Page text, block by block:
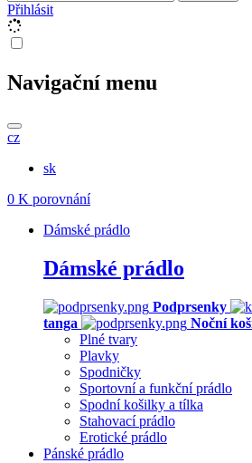
Přihlásit
Navigační menu
cz
sk
0 K porovnání
Dámské prádlo
Dámské prádlo
Podprsenky
tanga
Noční
Plné tvary
Plavky
Spodničky
Sportovní a funkční prádlo
Spodní košilky a tílka
Stahovací prádlo
Erotické prádlo
Pánské prádlo